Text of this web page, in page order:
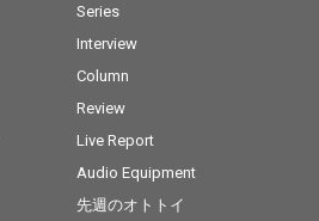
Series
Interview
Column
Review
Live Report
Audio Equipment
先週のオトトイ